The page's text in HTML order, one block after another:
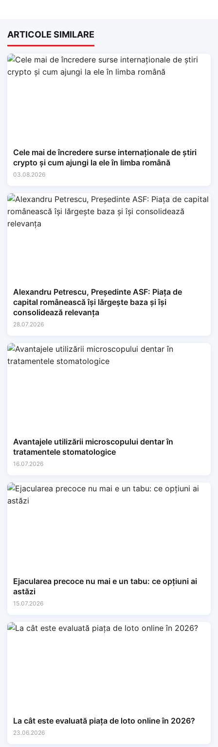
ARTICOLE SIMILARE
Cele mai de încredere surse internaționale de știri
crypto și cum ajungi la ele în limba română
03.08.2026
Alexandru Petrescu, Președinte ASF: Piața de
capital românească își lărgește baza și își
consolidează relevanța
28.07.2026
Avantajele utilizării microscopului dentar în
tratamentele stomatologice
16.07.2026
Ejacularea precoce nu mai e un tabu: ce opțiuni ai
astăzi
15.07.2026
La cât este evaluată piața de loto online în 2026?
23.06.2026